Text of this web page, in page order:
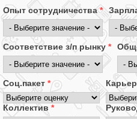
Опыт сотрудничества*
Соответствие з/п рынку *
Соц.пакет *
Коллектив *